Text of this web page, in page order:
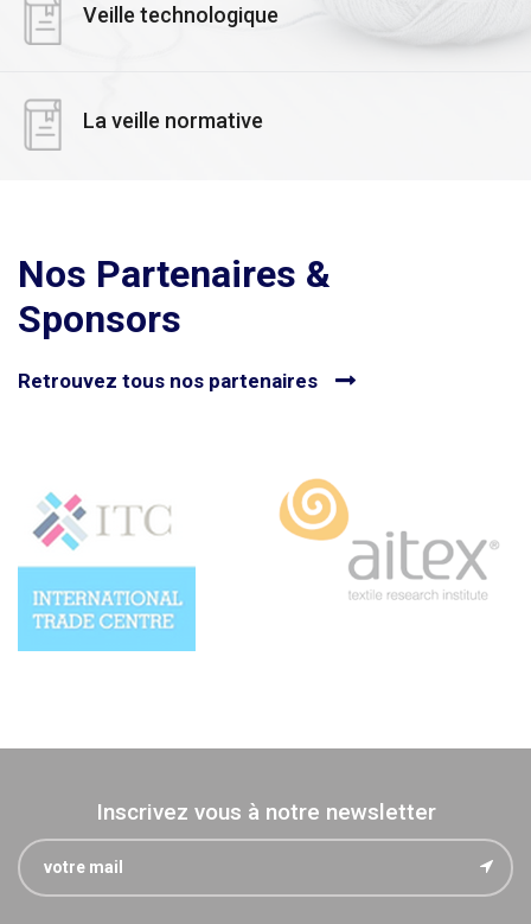
Veille technologique
La veille normative
Nos Partenaires &
Sponsors
Retrouvez tous nos partenaires
Inscrivez vous à notre newsletter